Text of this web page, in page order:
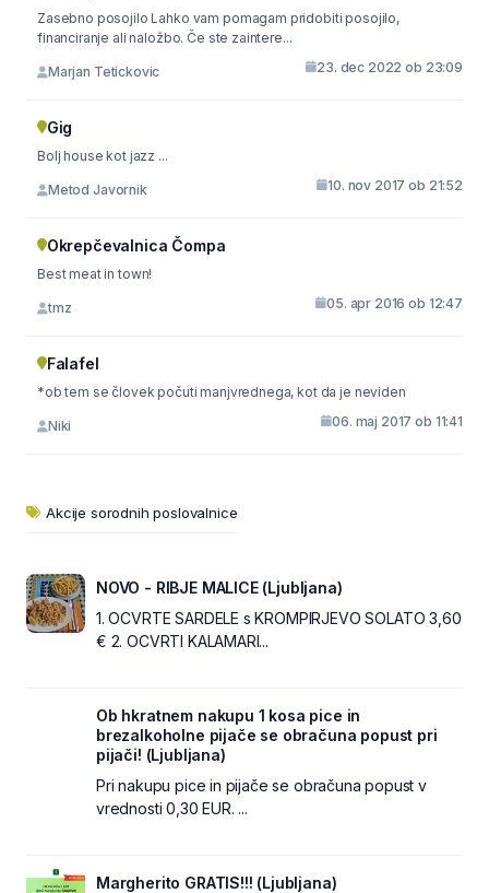
Zasebno posojilo Lahko vam pomagam pridobiti posojilo,
financiranje ali naložbo. Če ste zaintere...
Marjan Tetickovic 23. dec 2022 ob 23:09
Gig
Bolj house kot jazz ...
Metod Javornik 10. nov 2017 ob 21:52
Okrepčevalnica Čompa
Best meat in town!
tmz 05. apr 2016 ob 12:47
Falafel
*ob tem se človek počuti manjvrednega, kot da je neviden
Niki 06. maj 2017 ob 11:41
Akcije sorodnih poslovalnice
NOVO - RIBJE MALICE (Ljubljana)
1. OCVRTE SARDELE s KROMPIRJEVO SOLATO 3,60
€ 2. OCVRTI KALAMARI...
Ob hkratnem nakupu 1 kosa pice in
brezalkoholne pijače se obračuna popust pri
pijači! (Ljubljana)
Pri nakupu pice in pijače se obračuna popust v
vrednosti 0,30 EUR. ...
Margherito GRATIS!!! (Ljubljana)